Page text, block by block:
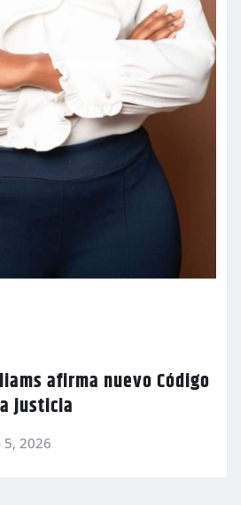
afirma nuevo Código
justicia
5, 2026